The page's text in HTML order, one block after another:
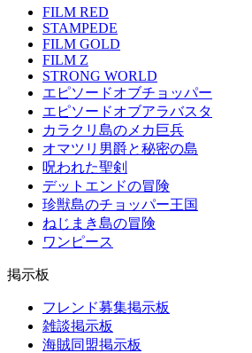
FILM RED
STAMPEDE
FILM GOLD
FILM Z
STRONG WORLD
エピソードオブチョッパー
エピソードオブアラバスタ
カラクリ島のメカ巨兵
オマツリ男爵と秘密の島
呪われた聖剣
デットエンドの冒険
珍獣島のチョッパー王国
ねじまき島の冒険
ワンピース
掲示板
フレンド募集掲示板
雑談掲示板
海賊同盟掲示板